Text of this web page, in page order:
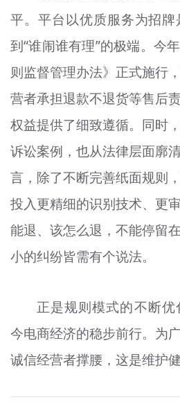
平。平台以优质服务为招
到“谁闹谁有理”的极端。今
则监督管理办法》正式施行
营者承担退款不退货等售后
权益提供了细致遵循。同时
诉讼案例，也从法律层面廓
言，除了不断完善纸面规则
投入更精细的识别技术、更
能退、该怎么退，不能停留
小的纠纷皆需有个说法。
正是规则模式的不断
今电商经济的稳步前行。为
诚信经营者撑腰，这是维护